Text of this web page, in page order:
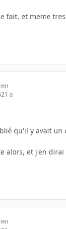
fait, et meme
21 a
qu'il y avait un
alors, et j'en